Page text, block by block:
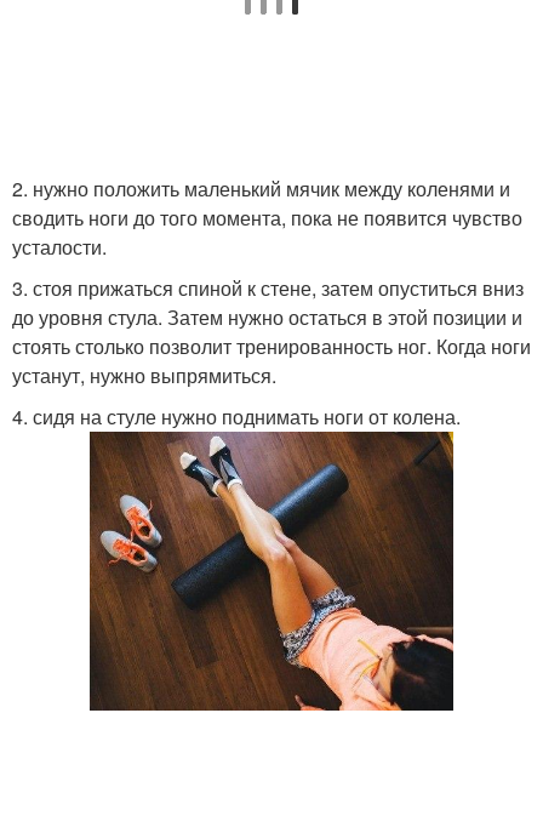
2. нужно положить маленький мячик между коленями и
сводить ноги до того момента, пока не появится чувство
усталости.
3. стоя прижаться спиной к стене, затем опуститься вниз
до уровня стула. Затем нужно остаться в этой позиции и
стоять столько позволит тренированность ног. Когда ноги
устанут, нужно выпрямиться.
4. сидя на стуле нужно поднимать ноги от колена.